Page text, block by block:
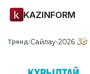
KAZINFORM
Тренд:Сайлау-2026